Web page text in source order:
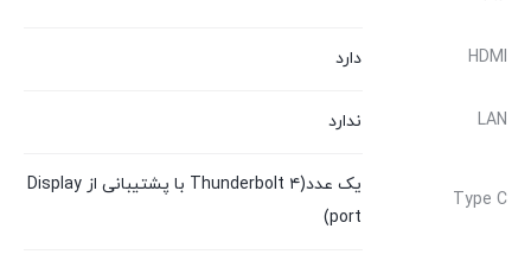
HDMI دارد
LAN ندارد
Type C
یک عدد(Thunderbolt ۴ با پشتیبانی از Display
port)